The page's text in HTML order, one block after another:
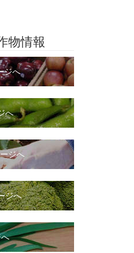
物情報
ジへ
へ
ジへ
ジへ